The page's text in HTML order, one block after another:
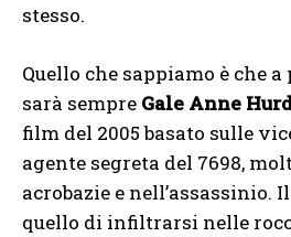
stesso.
Quello che sappiamo è che
sarà sempre Gale Anne
film del 2005 basato sulle
agente segreta del 7698,
acrobazie e nell’assassinio.
quello di infiltrarsi nelle